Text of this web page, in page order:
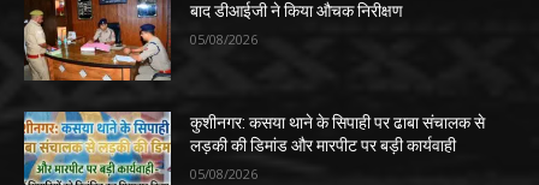
बाद डीआईजी ने किया औचक निरीक्षण
05/08/2026
कुशीनगर: कसया थाने के सिपाही पर ढाबा संचालक से
लड़की की डिमांड और मारपीट पर बड़ी कार्यवाही
05/08/2026